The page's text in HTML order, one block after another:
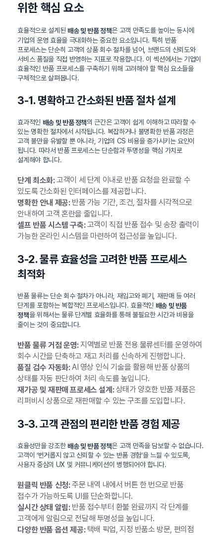
위한 핵심 요소
효율적으로 설계된 배송 및 반품 정책은 고객 만족도를 높이는 동시에
기업의 운영 효율을 극대화하는 중요한 요소입니다. 특히 반품
프로세스는 단순히 고객의 상품 회수 절차를 넘어, 브랜드의 신뢰도와
서비스 품질을 직접 반영하는 지표로 작용합니다. 이 섹션에서는 기업이
효율적인 반품 프로세스를 구축하기 위해 고려해야 할 핵심 요소들을
구체적으로 살펴봅니다.
3-1. 명확하고 간소화된 반품 절차 설계
효과적인 배송 및 반품 정책의 근간은 고객이 쉽게 이해하고 따라할 수
있는 명확한 절차에서 시작됩니다. 복잡하거나 불명확한 반품 과정은
고객 불만을 유발할 뿐 아니라, 기업의 CS 비용을 증가시키는 요인이
됩니다. 따라서 반품 프로세스는 단순함과 투명성을 핵심 가치로
설계해야 합니다.
단계 최소화:고객이 세 단계 이내로 반품 요청을 완료할 수
있도록 간소화된 인터페이스를 제공합니다.
명확한 안내 제공:반품 가능 기간, 조건, 절차를 시각적으로
안내하여 고객 혼란을 줄입니다.
셀프 반품 시스템 구축:고객이 직접 반품 접수 및 송장 출력이
가능한 온라인 시스템을 마련하여 접근성을 높입니다.
3-2. 물류 효율성을 고려한 반품 프로세스
최적화
반품 물류는 단순 회수 절차가 아니라, 재입고와 폐기, 재판매 등 여러
단계를 포함하는 복합적인 프로세스입니다. 효율적인 배송 및 반품
정책을 위해서는 물류 단계별 효율화를 통해 불필요한 시간과 비용을
줄이는 것이 중요합니다.
반품 물류 거점 운영:지역별로 반품 전용 물류센터를 운영하여
회수 시간을 단축하고 재고 처리를 신속하게 진행합니다.
품질 검수 자동화:AI 영상 인식 기술을 활용해 반품 상품의
상태를 자동 판단하여 처리 속도를 높입니다.
재가공 및 재판매 프로세스 설계:상태가 양호한 반품 제품은
리퍼비시 상품으로 재판매할 수 있는 구조를 도입합니다.
3-3. 고객 관점의 편리한 반품 경험 제공
효율성만을 강조한 배송 및 반품 정책은 고객 만족을 담보할 수 없습니다.
고객이 ‘번거롭지 않고 신뢰할 수 있는 반품 경험’을 느낄 수 있도록,
사용자 중심의 UX 및 커뮤니케이션이 병행되어야 합니다.
원클릭 반품 신청:주문 내역 내에서 버튼 한 번으로 반품
접수가 가능하도록 UI를 단순화합니다.
실시간 상태 알림:반품 접수부터 환불 완료까지 각 단계를
고객에게 알림으로 전달해 투명성을 높입니다.
다양한 반품 옵션 제공:택배 픽업, 지정 반품소 방문, 편의점